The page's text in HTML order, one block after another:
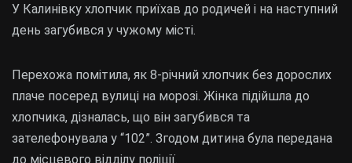
У Калинівку хлопчик приїхав до родичей і на наступний
день загубився у чужому місті.
Перехожа помітила, як 8-річний хлопчик без дорослих
плаче посеред вулиці на морозі. Жінка підійшла до
хлопчика, дізналась, що він загубився та
зателефонувала у “102”. Згодом дитина була передана
до місцевого відділу поліції.